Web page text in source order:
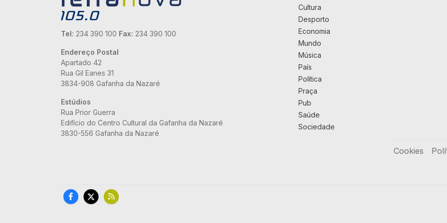
Tel: 234 390 100 Fax: 234 390 100
Endereço Postal
Apartado 42
Rua Gil Eanes 31
3834-908 Gafanha da Nazaré
Estúdios
Rua Prior Guerra
Edifício do Centro Cultural da Gafanha da Nazaré
3830-556 Gafanha da Nazaré
Cultura
Desporto
Economia
Mundo
Música
País
Política
Praça
Pub
Saúde
Sociedade
Cookies